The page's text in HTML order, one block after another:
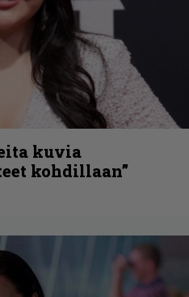
kuvia
kohdillaan”